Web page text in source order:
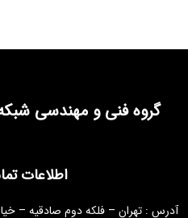
گروه فنی و مهندسی
اطلاعات